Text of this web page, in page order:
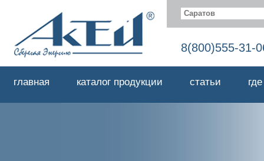
Саратов
8(800)555-31-
главная каталог продукции статьи